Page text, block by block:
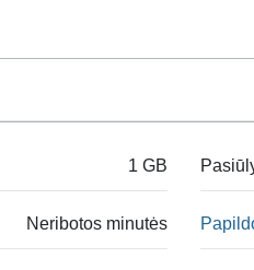
1 GB
Neribotos minutės